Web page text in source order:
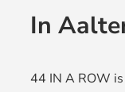
In
44 IN A ROW